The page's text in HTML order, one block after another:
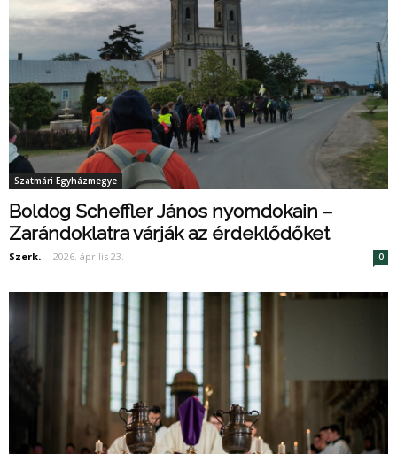
Szatmári Egyházmegye
Boldog Scheffler János nyomdokain –
Zarándoklatra várják az érdeklődőket
Szerk. - 2026. április 23. 0